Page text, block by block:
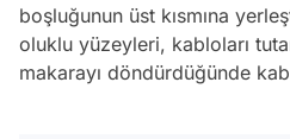
boşluğunun üst kısmına
oluklu yüzeyleri, kabloları
makarayı döndürdüğünde